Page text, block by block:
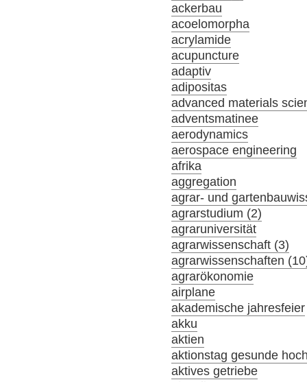
ackerbau
acoelomorpha
acrylamide
acupuncture
adaptiv
adipositas
advanced materials
adventsmatinee
aerodynamics
aerospace engineering
afrika
aggregation
agrar- und
agrarstudium (2)
agraruniversität
agrarwissenschaft (3)
agrarwissenschaften
agrarökonomie
airplane
akademische jahresfeier
akku
aktien
aktionstag gesunde
aktives getriebe